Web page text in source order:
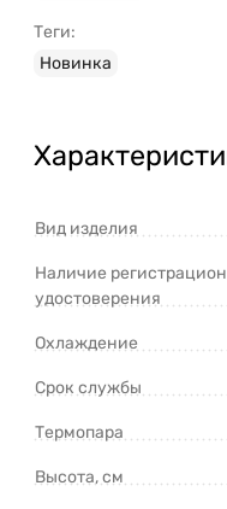
Теги:
Новинка
Вид изделия
Наличие
удостоверения
Охлаждение
Срок службы
Термопара
Высота, см